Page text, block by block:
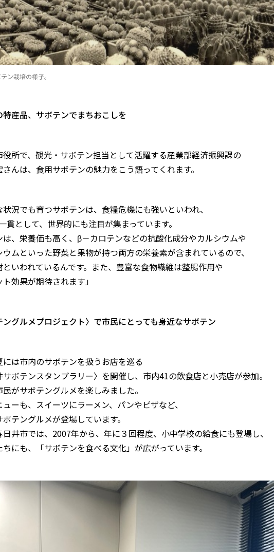
ン栽培の様子。
特産品、サボテンでまちおこしを
役所で、観光・サボテン担当として活躍する産業部経済振興課の
んは、食用サボテンの魅力をこう語ってくれます。
況でも育つサボテンは、食糧危機にも強いといわれ、
貫として、世界的にも注目が集まっています。
は、栄養価も高く、β－カロテンなどの抗酸化成分やカルシウムや
ムといった野菜と果物が持つ両方の栄養素が含まれているので、
いわれているんです。また、豊富な食物繊維は整腸作用や
効果が期待されます」
ングルメプロジェクト〉で市民にとっても身近なサボテン
には市内のサボテンを扱うお店を巡る
ボテンスタンプラリー〉を開催し、市内41の飲食店と小売店が参加。
がサボテングルメを楽しみました。
ーも、スイーツにラーメン、パンやピザなど、
テングルメが登場しています。
井市では、2007年から、年に３回程度、小中学校の給食にも登場し、
にも、「サボテンを食べる文化」が広がっています。